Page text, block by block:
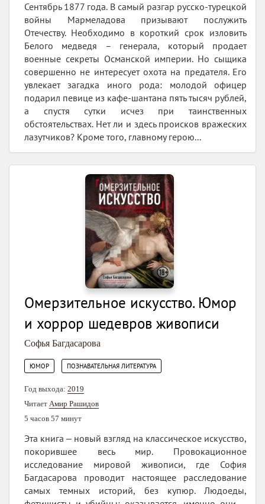
Сентябрь 1877 года. В самый разгар русско-турецкой
войны Мармеладова призывают послужить
Отечеству. Необходимо в короткий срок изловить
Белого медведя – генерала, который продает
военные секреты Османской империи. Но сыщика
совершенно не интересует охота на предателя. Его
увлекает загадка иного рода: молодой офицер
подарил певице из кафе-шантана пять тысяч рублей,
а спустя сутки исчез при таинственных
обстоятельствах. Нет ли и здесь происков вражеских
лазутчиков? Кроме того, главному герою...
Омерзительное искусство. Юмор
и хоррор шедевров живописи
Софья Багдасарова
ЮМОР ПОЗНАВАТЕЛЬНАЯ ЛИТЕРАТУРА
Год выхода: 2019
Читает Амир Рашидов
5 часов 57 минут
Эта книга ‒ новый взгляд на классическое искусство,
покорившее весь мир. Провокационное
исследование мировой живописи, где София
Багдасарова проводит настоящее расследование
самых темных историй, без купюр. Людоеды,